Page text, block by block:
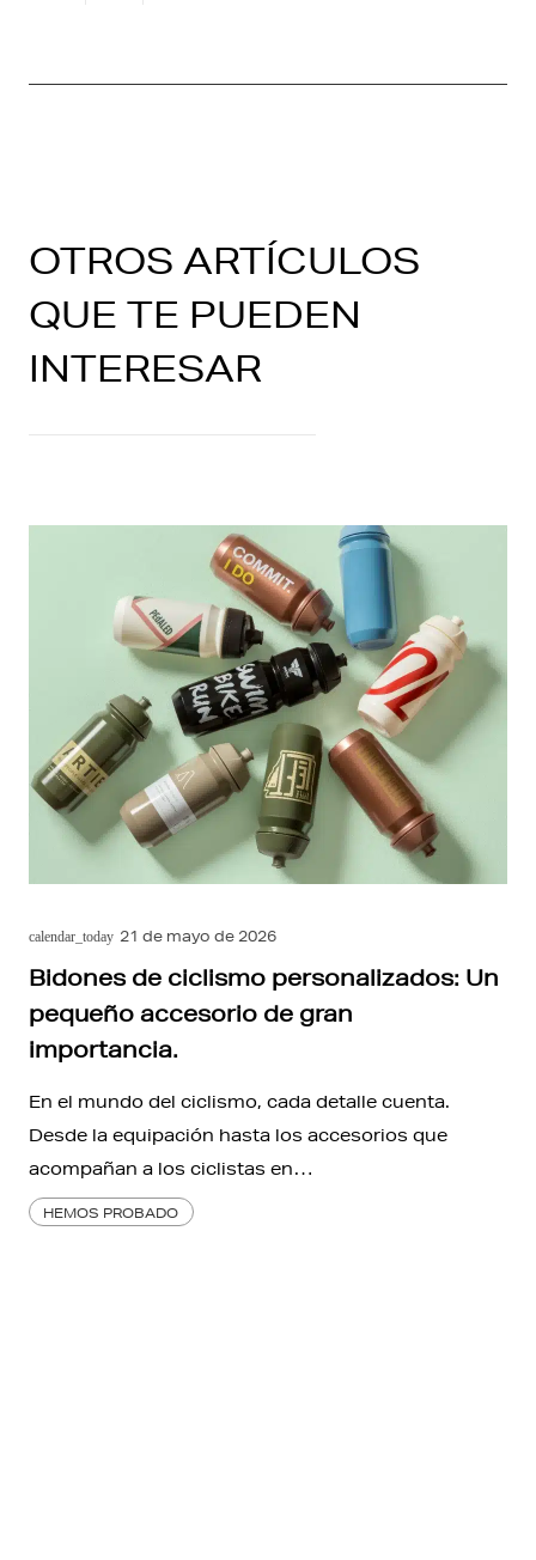
OTROS ARTÍCULOS
QUE TE PUEDEN
INTERESAR
calendar_today 21 de mayo de 2026
Bidones de ciclismo personalizados: Un
pequeño accesorio de gran
importancia.
En el mundo del ciclismo, cada detalle cuenta.
Desde la equipación hasta los accesorios que
acompañan a los ciclistas en…
HEMOS PROBADO